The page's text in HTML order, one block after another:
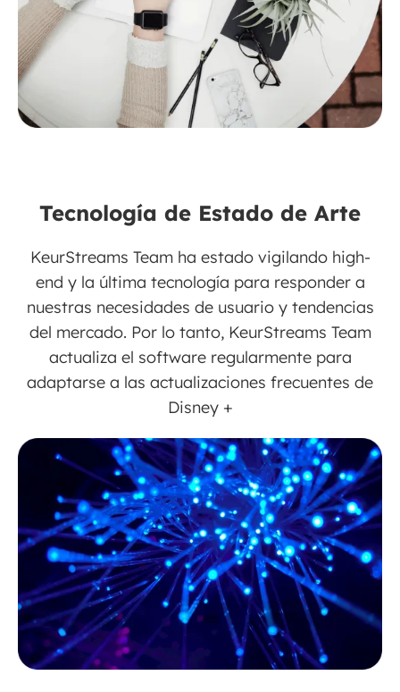
Tecnología de Estado de Arte
KeurStreams Team ha estado vigilando high-
end y la última tecnología para responder a
nuestras necesidades de usuario y tendencias
del mercado. Por lo tanto, KeurStreams Team
actualiza el software regularmente para
adaptarse a las actualizaciones frecuentes de
Disney +